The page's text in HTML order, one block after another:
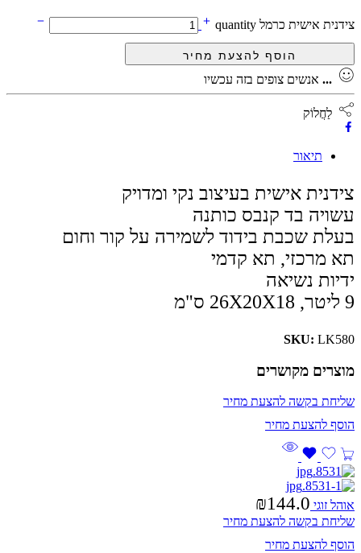
צידנית אישית כרמל quantity
... אנשים צופים בזה עכשיו
לַחֲלוֹק
תיאור
צידנית אישית בעיצוב נקי ומדויק
עשויה בד קנבס כותנה
בעלת שכבת בידוד לשמירה על קור וחום
תא מרכזי, תא קדמי
ידיות נשיאה
9 ליטר, 26X20X18 ס"מ
SKU: LK580
מוצרים מקושרים
שליחת בקשה להצעת מחיר
אוהל זוגי ₪144.0
שליחת בקשה להצעת מחיר